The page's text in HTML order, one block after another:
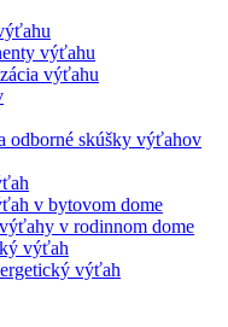
výťahu
výťahu
odborné skúšky výťahov
v bytovom dome
v rodinnom dome
výťah
výťah